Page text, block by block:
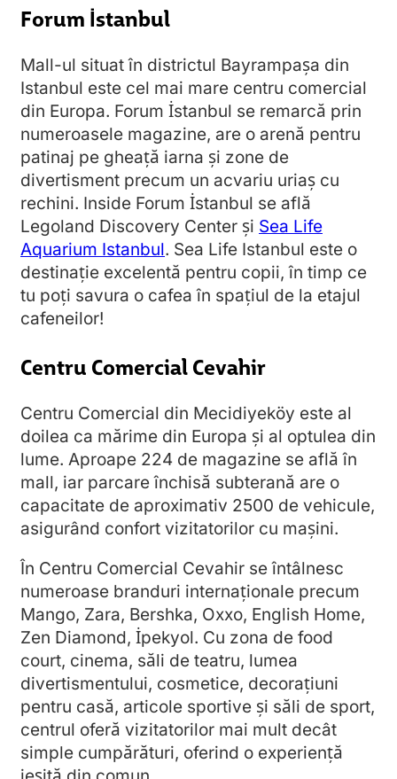
Forum İstanbul
Mall-ul situat în districtul Bayrampaşa din
Istanbul este cel mai mare centru comercial
din Europa. Forum İstanbul se remarcă prin
numeroasele magazine, are o arenă pentru
patinaj pe gheață iarna și zone de
divertisment precum un acvariu uriaș cu
rechini. Inside Forum İstanbul se află
Legoland Discovery Center și Sea Life
Aquarium Istanbul. Sea Life Istanbul este o
destinație excelentă pentru copii, în timp ce
tu poți savura o cafea în spațiul de la etajul
cafeneilor!
Centru Comercial Cevahir
Centru Comercial din Mecidiyeköy este al
doilea ca mărime din Europa și al optulea din
lume. Aproape 224 de magazine se află în
mall, iar parcare închisă subterană are o
capacitate de aproximativ 2500 de vehicule,
asigurând confort vizitatorilor cu mașini.
În Centru Comercial Cevahir se întâlnesc
numeroase branduri internaționale precum
Mango, Zara, Bershka, Oxxo, English Home,
Zen Diamond, İpekyol. Cu zona de food
court, cinema, săli de teatru, lumea
divertismentului, cosmetice, decorațiuni
pentru casă, articole sportive și săli de sport,
centrul oferă vizitatorilor mai mult decât
simple cumpărături, oferind o experiență